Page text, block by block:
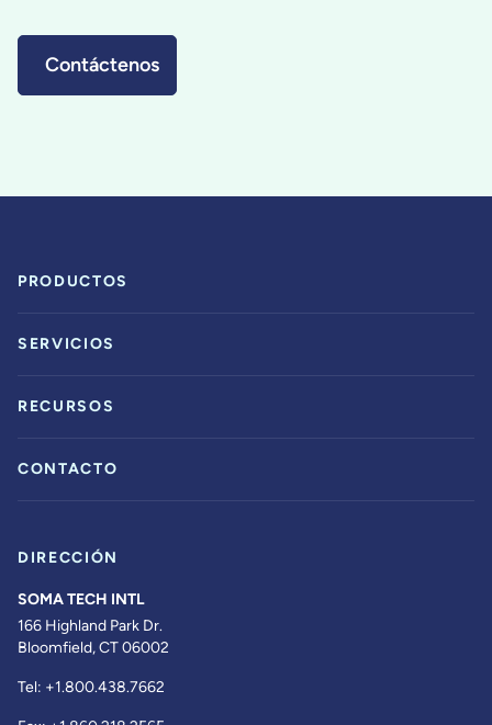
Contáctenos
PRODUCTOS
SERVICIOS
RECURSOS
CONTACTO
DIRECCIÓN
SOMA TECH INTL
166 Highland Park Dr.
Bloomfield, CT 06002
Tel: +1.800.438.7662